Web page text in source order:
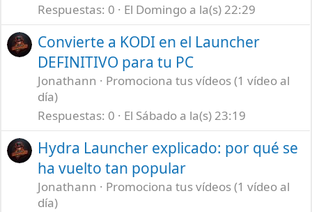
Respuestas 0 El Domingo a la(s) 22:29
Convierte a KODI en el Launcher
DEFINITIVO para tu PC
Jonathann
Promociona tus vídeos (1 vídeo al
día)
Respuestas 0 El Sábado a la(s) 23:19
Hydra Launcher explicado: por qué se
ha vuelto tan popular
Jonathann
Promociona tus vídeos (1 vídeo al
día)